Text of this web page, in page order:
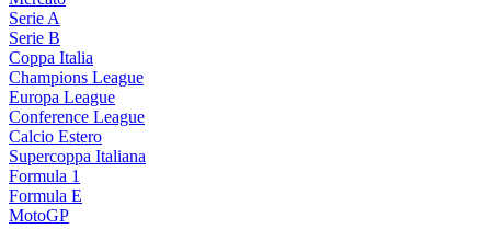
Serie A
Serie B
Coppa Italia
Champions League
Europa League
Conference League
Calcio Estero
Supercoppa Italiana
Formula 1
Formula E
MotoGP